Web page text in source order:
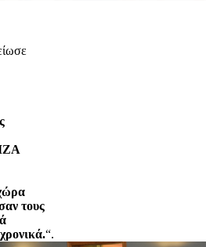
τους
“.